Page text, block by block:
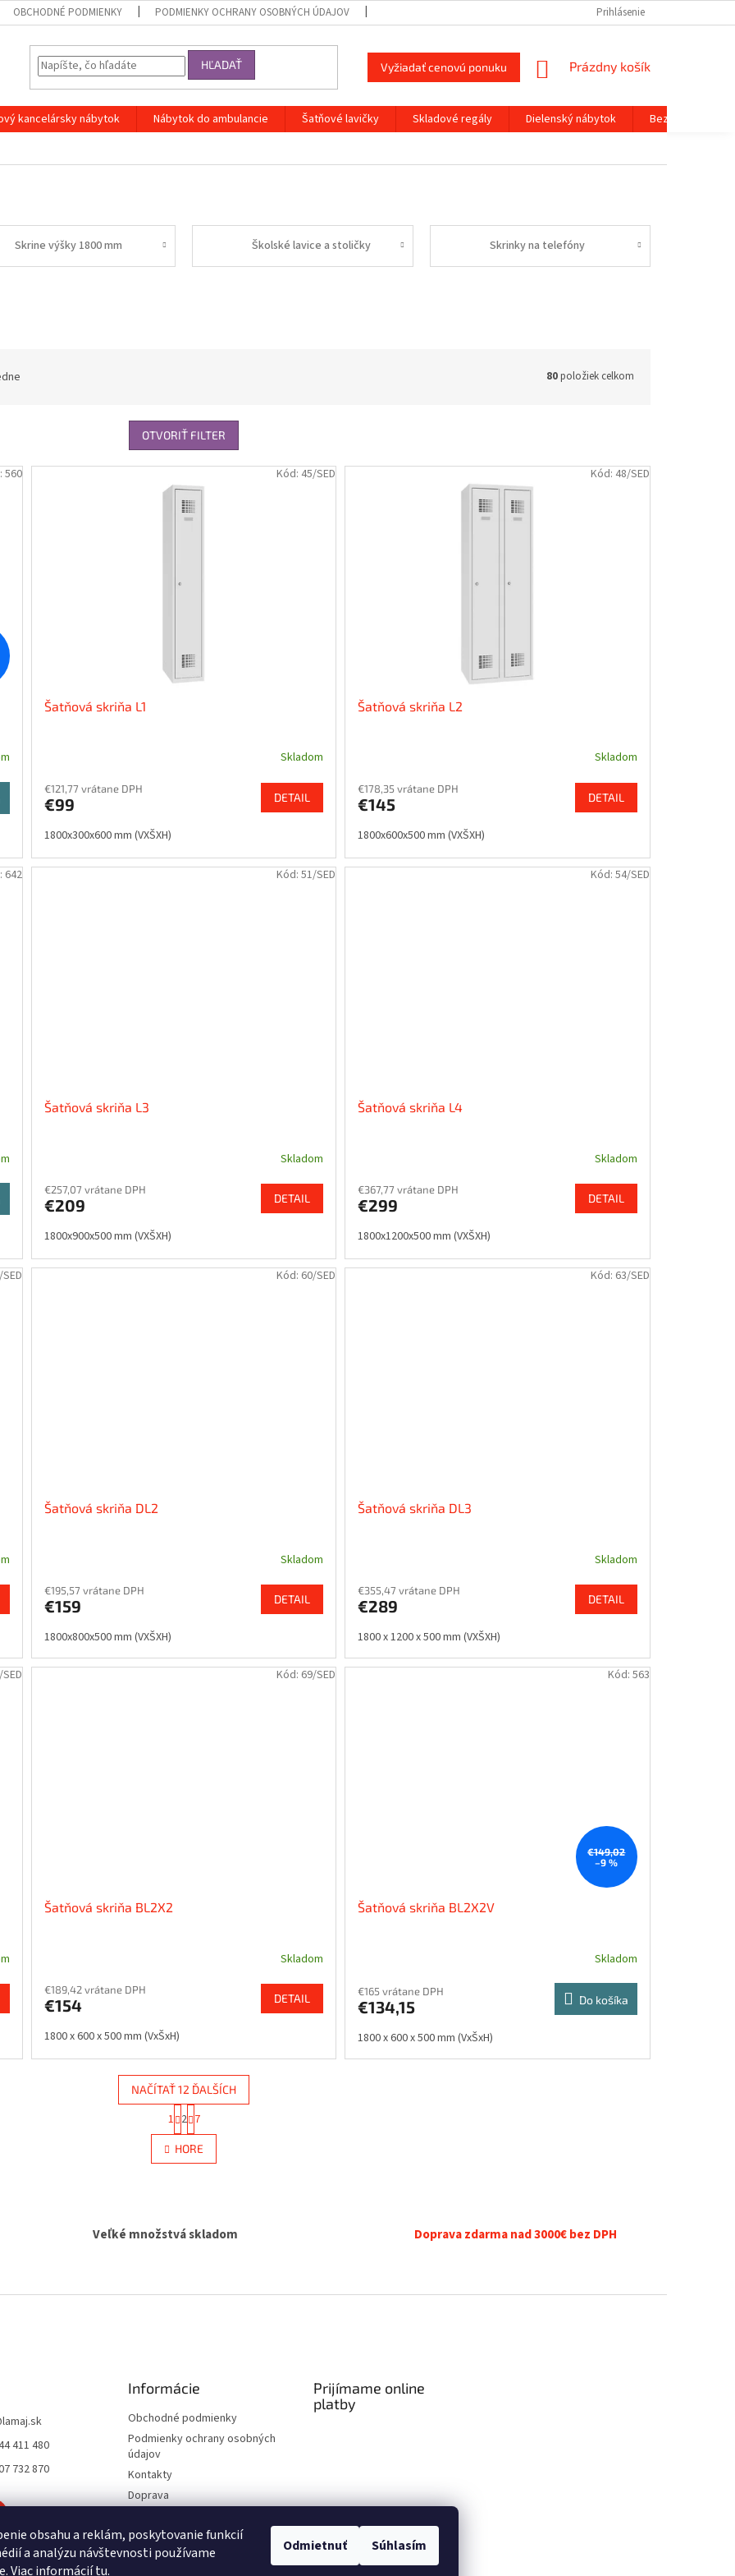
obsahu a reklám, poskytovanie funkcií
a analýzu návštevnosti používame
Viac informáciítu.
Odmietnuť Súhlasím
OBCHODNÉ PODMIENKY PODMIENKY OCHRANY OSOBNÝCH ÚDAJOV SPÔSOBY PLATBYPrihlásenie
HĽADAŤ Vyžiadať cenovú ponuku
NÁKUPNÝ
Prázdny košík
kancelársky nábytok Nábytok do ambulancie Šatňové lavičky Skladové regály Dielenský nábytok
Bezpečnostné
Skrine výšky 1800 mm Školské lavice a stoličky Skrinky na telefóny
80položiek celkom
OTVORIŤ FILTER
560
Šatňová skriňa L1
Skladom
€121,77 vrátane DPH
€99 DETAIL
1800x300x600 mm (VXŠXH)
Kód: 45/SED
Šatňová skriňa L2
Skladom
€178,35 vrátane DPH
€145 DETAIL
1800x600x500 mm (VXŠXH)
Kód: 48/SED
642
Šatňová skriňa L3
Skladom
€257,07 vrátane DPH
€209 DETAIL
1800x900x500 mm (VXŠXH)
Kód:51/SED
Šatňová skriňa L4
Skladom
€367,77 vrátane DPH
€299 DETAIL
1800x1200x500 mm (VXŠXH)
Kód: 54/SED
Šatňová skriňa DL2
Skladom
€195,57 vrátane DPH
€159 DETAIL
1800x800x500 mm (VXŠXH)
Kód: 60/SED
Šatňová skriňa DL3
Skladom
€355,47 vrátane DPH
€289 DETAIL
1800 x 1200 x 500 mm (VXŠXH)
Kód: 63/SED
Šatňová skriňa BL2X2
Skladom
€189,42 vrátane DPH
€154 DETAIL
1800 x 600 x 500 mm (VxŠxH)
Kód: 69/SED
€149,02
–9 %
Šatňová skriňa BL2X2V
Skladom
€165 vrátane DPH
€134,15 Do košíka
1800 x 600 x 500 mm (VxŠxH)
Kód: 563
O
v
l
i
v
i
u
NAČÍTAŤ 12 ĎALŠÍCH
t
r
á
n
n
1 2 7
HORE
Veľké množstvá skladom Doprava zdarma nad 3000€ bez DPH
lamaj.sk
411 480
732 870
Informácie
Obchodné podmienky
Podmienky ochrany osobných
údajov
Kontakty
Doprava
Moja objednávka
Prijímame online
platby